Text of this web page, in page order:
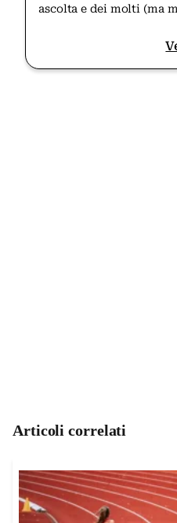
ascolta e dei molti (ma
Articoli correlati